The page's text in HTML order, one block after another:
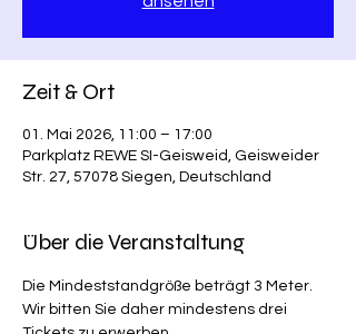
Zeit & Ort
01. Mai 2026, 11:00 – 17:00
Parkplatz REWE SI-Geisweid, Geisweider
Str. 27, 57078 Siegen, Deutschland
Über die Veranstaltung
Die Mindeststandgröße beträgt 3 Meter.
Wir bitten Sie daher mindestens drei